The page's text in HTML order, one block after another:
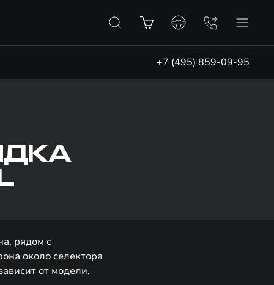
+7 (495) 859-09-95
рядом с
около селектора
от модели,